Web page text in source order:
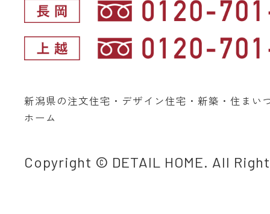
新潟県の注文住宅・デザイン住宅・新築・住まい
ホーム
Copyright © DETAIL HOME. All